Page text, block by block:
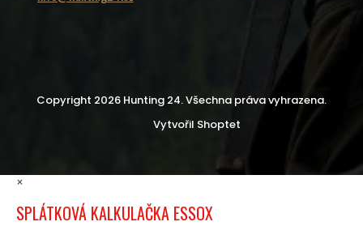
Vytvořil Shoptet
Copyright 2026 Hunting 24. Všechna práva vyhrazena.
×
SPLÁTKOVÁ KALKULAČKA ESSOX